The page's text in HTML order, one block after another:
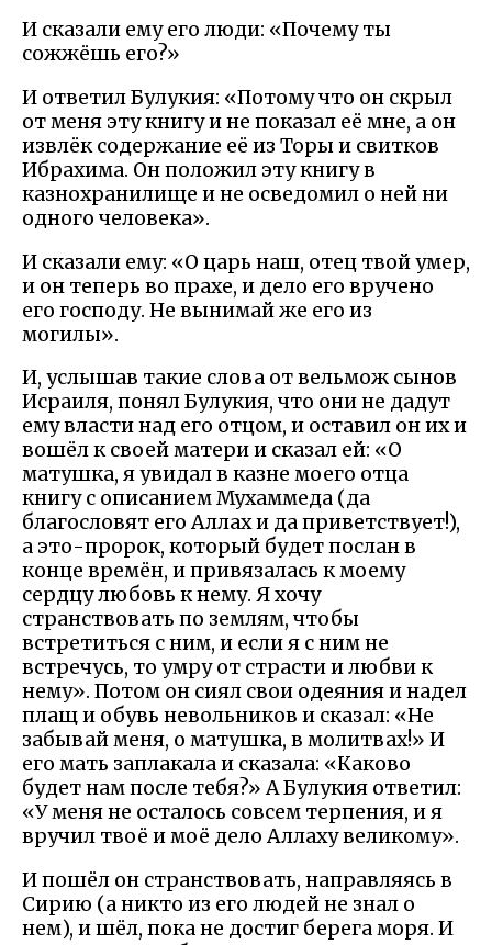
И сказали ему его люди: «Почему ты
сожжёшь его?»
И ответил Булукия: «Потому что он скрыл
от меня эту книгу и не показал её мне, а он
извлёк содержание её из Торы и свитков
Ибрахима. Он положил эту книгу в
казнохранилище и не осведомил о ней ни
одного человека».
И сказали ему: «О царь наш, отец твой умер,
и он теперь во прахе, и дело его вручено
его господу. Не вынимай же его из
могилы».
И, услышав такие слова от вельмож сынов
Исраиля, понял Булукия, что они не дадут
ему власти над его отцом, и оставил он их и
вошёл к своей матери и сказал ей: «О
матушка, я увидал в казне моего отца
книгу с описанием Мухаммеда (да
благословят его Аллах и да приветствует!),
а это-пророк, который будет послан в
конце времён, и привязалась к моему
сердцу любовь к нему. Я хочу
странствовать по землям, чтобы
встретиться с ним, и если я с ним не
встречусь, то умру от страсти и любви к
нему». Потом он сиял свои одеяния и надел
плащ и обувь невольников и сказал: «Не
забывай меня, о матушка, в молитвах!» И
его мать заплакала и сказала: «Каково
будет нам после тебя?» А Булукия ответил:
«У меня не осталось совсем терпения, и я
вручил твоё и моё дело Аллаху великому».
И пошёл он странствовать, направляясь в
Сирию (а никто из его людей не знал о
нем), и шёл, пока не достиг берега моря. И